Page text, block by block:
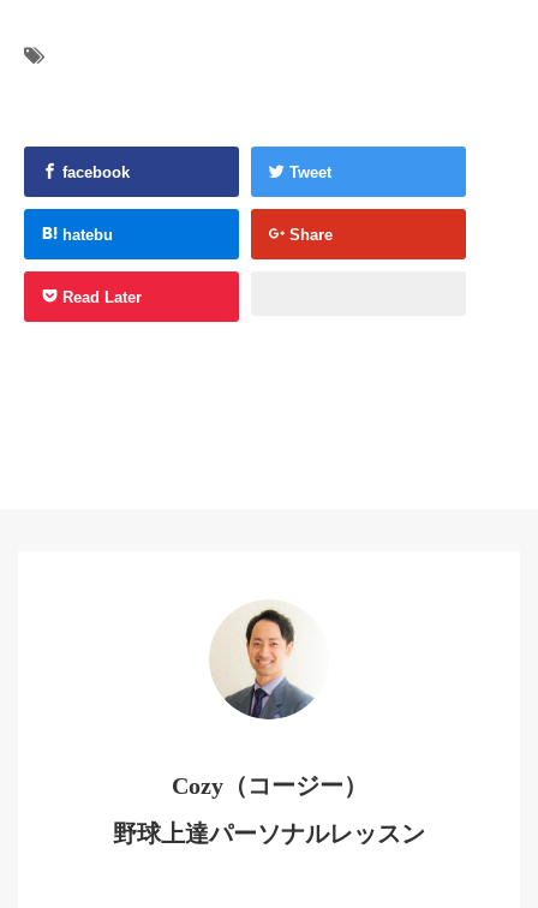
facebook Tweet
hatebu Share
Read Later
Cozy（コージー）
野球上達パーソナルレッスン